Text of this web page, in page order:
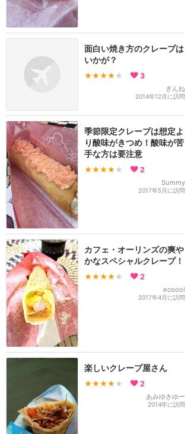
面白い焼き方のクレープは
いかが？
★★★★ ★ 3
ぎんね
2014年12月に訪問
季節限定クレープは想定よ
り酸味がきつめ！酸味が苦
手な方は要注意
★★★★ ★ 2
Summy
2017年5月に訪問
カフェ・オーリンズの爽や
かなスペシャルクレープ！
★★★★ ★ 2
ecooo!
2017年4月に訪問
楽しいクレープ屋さん
★★★★ ★ 2
あみゆきゆー
2014年に訪問